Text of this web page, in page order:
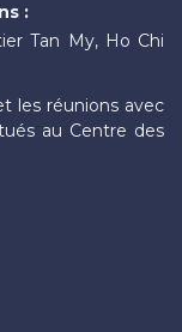
:
Tan My, Ho Chi
les réunions avec
au Centre des